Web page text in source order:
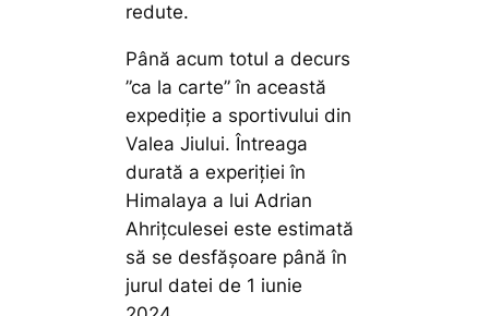
redute.
Până acum totul a decurs
”ca la carte” în această
expediție a sportivului din
Valea Jiului. Întreaga
durată a experiției în
Himalaya a lui Adrian
Ahrițculesei este estimată
să se desfășoare până în
jurul datei de 1 iunie